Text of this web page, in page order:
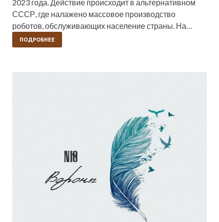
2023 года. Действие происходит в альтернативном
СССР, где налажено массовое производство
роботов, обслуживающих население страны. На…
ПОДРОБНЕЕ